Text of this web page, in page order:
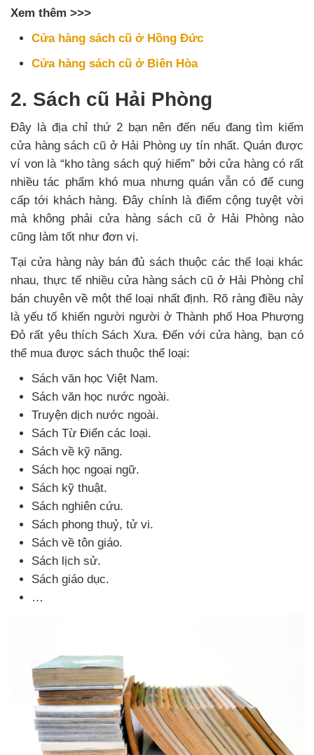
Xem thêm >>>
Cửa hàng sách cũ ở Hồng Đức
Cửa hàng sách cũ ở Biên Hòa
2. Sách cũ Hải Phòng
Đây là địa chỉ thứ 2 bạn nên đến nếu đang tìm kiếm
cửa hàng sách cũ ở Hải Phòng uy tín nhất. Quán được
ví von là “kho tàng sách quý hiếm” bởi cửa hàng có rất
nhiều tác phẩm khó mua nhưng quán vẫn có để cung
cấp tới khách hàng. Đây chính là điểm cộng tuyệt vời
mà không phải cửa hàng sách cũ ở Hải Phòng nào
cũng làm tốt như đơn vị.
Tại cửa hàng này bán đủ sách thuộc các thể loại khác
nhau, thực tế nhiều cửa hàng sách cũ ở Hải Phòng chỉ
bán chuyên về một thể loại nhất định. Rõ ràng điều này
là yếu tố khiến người người ở Thành phố Hoa Phượng
Đỏ rất yêu thích Sách Xưa. Đến với cửa hàng, bạn có
thể mua được sách thuộc thể loại:
Sách văn học Việt Nam.
Sách văn học nước ngoài.
Truyện dịch nước ngoài.
Sách Từ Điển các loại.
Sách về kỹ năng.
Sách học ngoại ngữ.
Sách kỹ thuật.
Sách nghiên cứu.
Sách phong thuỷ, tử vi.
Sách về tôn giáo.
Sách lịch sử.
Sách giáo dục.
…